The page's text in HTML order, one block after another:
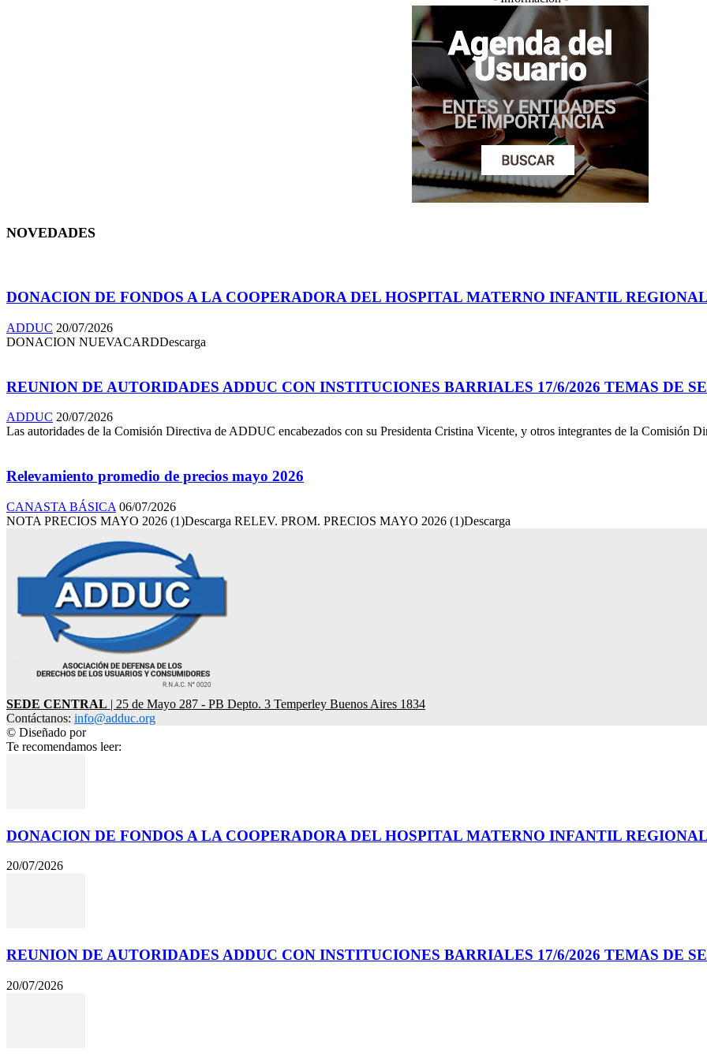
NOVEDADES
DONACION DE FONDOS A LA COOPERADORA DEL HOSPITAL MATERNO INFANTIL
ADDUC 20/07/2026
DONACION NUEVACARDDescarga
REUNION DE AUTORIDADES ADDUC CON INSTITUCIONES BARRIALES 17/6/2026 TEMAS DE
ADDUC 20/07/2026
Las autoridades de la Comisión Directiva de ADDUC encabezados con su Presidenta Cristina Vicente, y otros integrantes de la Comisión
Relevamiento promedio de precios mayo 2026
CANASTA BÁSICA 06/07/2026
NOTA PRECIOS MAYO 2026 (1)Descarga RELEV. PROM. PRECIOS MAYO 2026 (1)Descarga
SEDE CENTRAL | 25 de Mayo 287 - PB Depto. 3 Temperley Buenos Aires 1834
Contáctanos: info@adduc.org
© Diseñado por
Te recomendamos leer:
DONACION DE FONDOS A LA COOPERADORA DEL HOSPITAL MATERNO INFANTIL
20/07/2026
REUNION DE AUTORIDADES ADDUC CON INSTITUCIONES BARRIALES 17/6/2026 TEMAS DE
20/07/2026